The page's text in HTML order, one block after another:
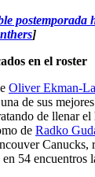
postemporada
]
en el roster
Oliver Ekman-
de sus
de llenar
de Radko
Canucks,
54 encuentros